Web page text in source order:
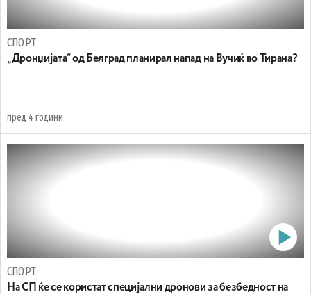
СПОРТ
„Дронџијата“ од Белград планирал напад на Вучиќ во Тирана?
пред 4 години
СПОРТ
На СП ќе се користат специјални дронови за безбедност на